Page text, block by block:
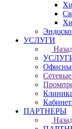
УСЛУГИ
ПАРТНЕРЫ